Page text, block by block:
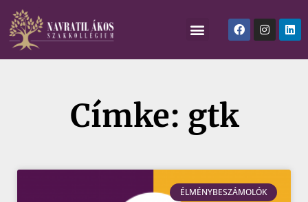
Címke: gtk
ÉLMÉNYBESZÁMOLÓK